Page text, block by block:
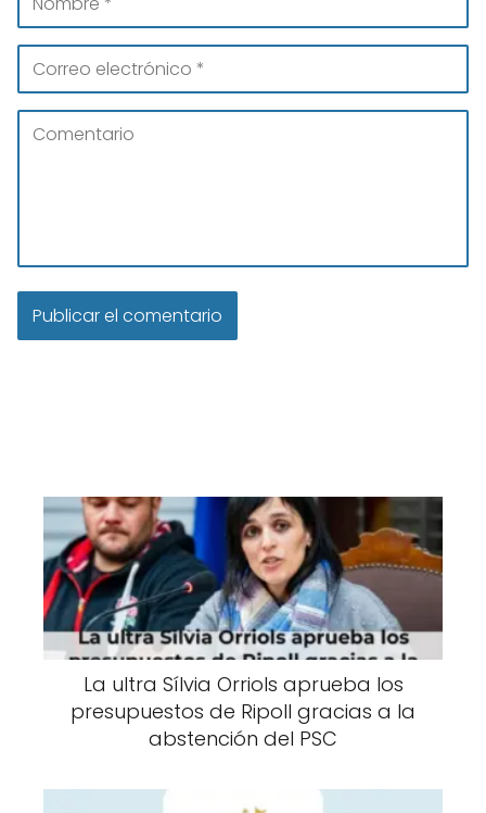
La ultra Sílvia Orriols aprueba los
presupuestos de Ripoll gracias a la
abstención del PSC